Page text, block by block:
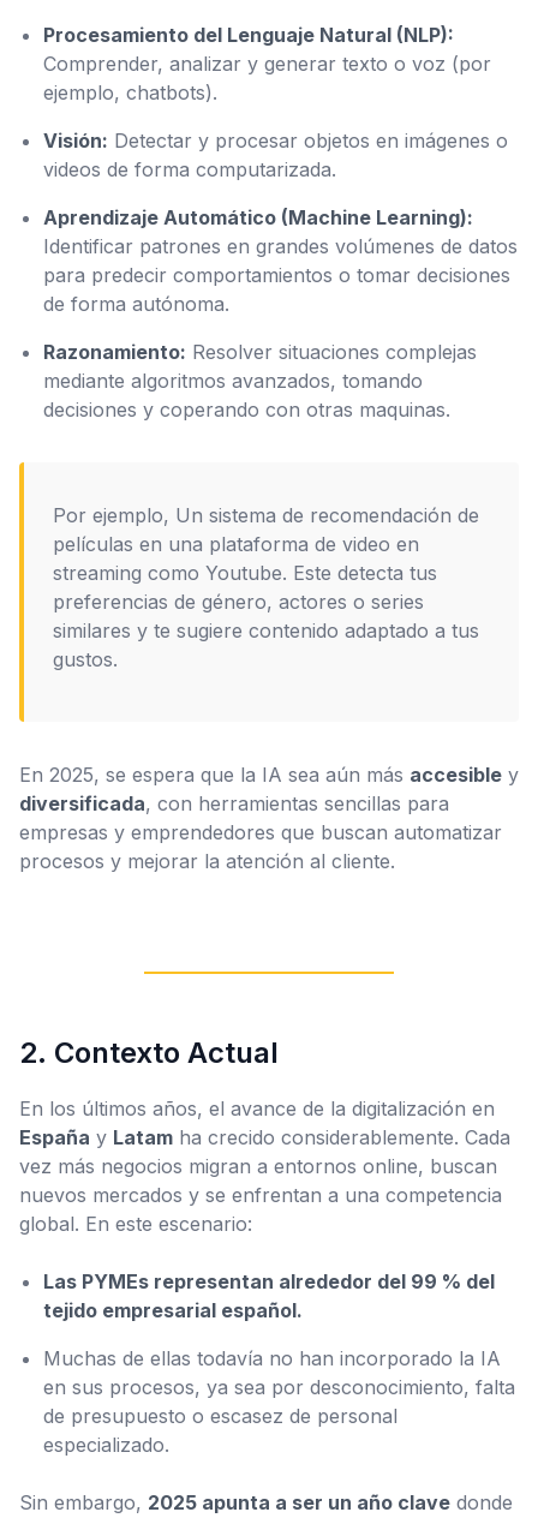
Procesamiento del Lenguaje Natural (NLP):
Comprender, analizar y generar texto o voz (por
ejemplo, chatbots).
Visión: Detectar y procesar objetos en imágenes o
videos de forma computarizada.
Aprendizaje Automático (Machine Learning):
Identificar patrones en grandes volúmenes de datos
para predecir comportamientos o tomar decisiones
de forma autónoma.
Razonamiento: Resolver situaciones complejas
mediante algoritmos avanzados, tomando
decisiones y coperando con otras maquinas.
Por ejemplo, Un sistema de recomendación de
películas en una plataforma de video en
streaming como Youtube. Este detecta tus
preferencias de género, actores o series
similares y te sugiere contenido adaptado a tus
gustos.
En 2025, se espera que la IA sea aún más accesible y
diversificada, con herramientas sencillas para
empresas y emprendedores que buscan automatizar
procesos y mejorar la atención al cliente.
2. Contexto Actual
En los últimos años, el avance de la digitalización en
España y Latam ha crecido considerablemente. Cada
vez más negocios migran a entornos online, buscan
nuevos mercados y se enfrentan a una competencia
global. En este escenario:
Las PYMEs representan alrededor del 99 % del
tejido empresarial español.
Muchas de ellas todavía no han incorporado la IA
en sus procesos, ya sea por desconocimiento, falta
de presupuesto o escasez de personal
especializado.
Sin embargo, 2025 apunta a ser un año clave donde